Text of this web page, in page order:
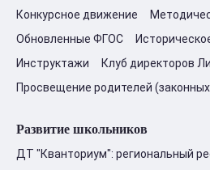
Конкурсное движение
Обновленные ФГОС
Инструктажи
Клуб директоров
Просвещение родителей
Развитие школьников
ДТ "Кванториум": региональный